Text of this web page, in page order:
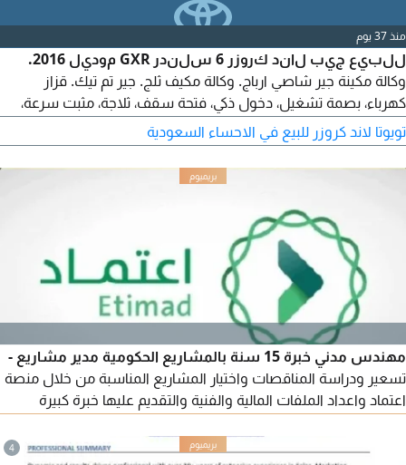
منذ 37 يوم
للبيع جيب لاند كروزر 6 سلندر GXR موديل 2016.
وكالة مكينة جير شاصي ارباج. وكالة مكيف ثلج. جير تم تيك. قزاز
كهرباء، بصمة تشغيل، دخول ذكي، فتحة سقف، ثلاجة، مثبت سرعة،
تحكم دركسون، حساسات خلفية، جنوط، شاشة، كاميرا، إشارة في
المرايات الجانبية، ونش. ممشى 195 ألف كيلومتر. السعر 55,000 ريال.
تويوتا لاند كروزر للبيع في الاحساء السعودية
مهندس مدني خبرة 15 سنة بالمشاريع الحكومية مدير مشاريع -
تسعير ودراسة المناقصات واختيار المشاريع المناسبة من خلال منصة
اعتماد واعداد الملفات المالية والفنية والتقديم عليها خبرة كبيرة
(الرجاء التواصل فقط للشركات ذات القدرة ولديها المتطلبات
4